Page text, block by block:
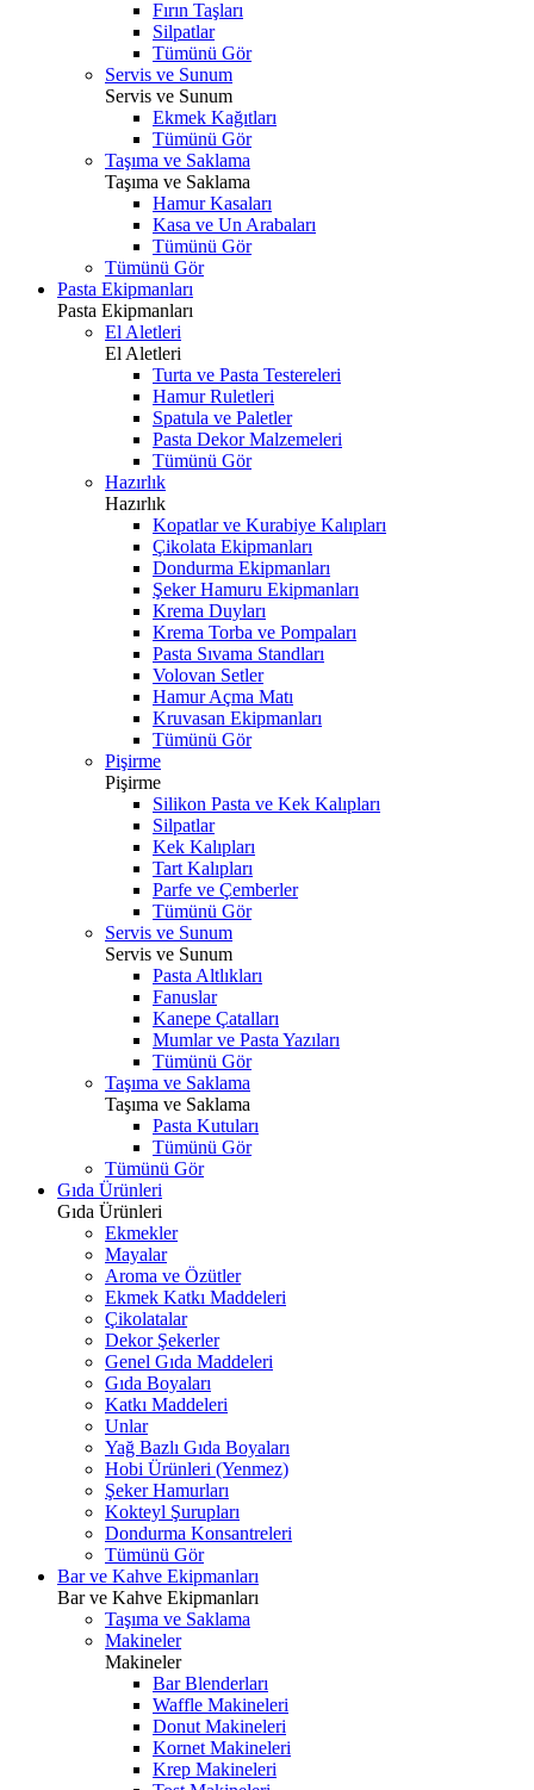
Fırın Taşları
Silpatlar
Tümünü Gör
Servis ve Sunum
Servis ve Sunum
Ekmek Kağıtları
Tümünü Gör
Taşıma ve Saklama
Taşıma ve Saklama
Hamur Kasaları
Kasa ve Un Arabaları
Tümünü Gör
Tümünü Gör
Pasta Ekipmanları
Pasta Ekipmanları
El Aletleri
El Aletleri
Turta ve Pasta Testereleri
Hamur Ruletleri
Spatula ve Paletler
Pasta Dekor Malzemeleri
Tümünü Gör
Hazırlık
Hazırlık
Kopatlar ve Kurabiye Kalıpları
Çikolata Ekipmanları
Dondurma Ekipmanları
Şeker Hamuru Ekipmanları
Krema Duyları
Krema Torba ve Pompaları
Pasta Sıvama Standları
Volovan Setler
Hamur Açma Matı
Kruvasan Ekipmanları
Tümünü Gör
Pişirme
Pişirme
Silikon Pasta ve Kek Kalıpları
Silpatlar
Kek Kalıpları
Tart Kalıpları
Parfe ve Çemberler
Tümünü Gör
Servis ve Sunum
Servis ve Sunum
Pasta Altlıkları
Fanuslar
Kanepe Çatalları
Mumlar ve Pasta Yazıları
Tümünü Gör
Taşıma ve Saklama
Taşıma ve Saklama
Pasta Kutuları
Tümünü Gör
Tümünü Gör
Gıda Ürünleri
Gıda Ürünleri
Ekmekler
Mayalar
Aroma ve Özütler
Ekmek Katkı Maddeleri
Çikolatalar
Dekor Şekerler
Genel Gıda Maddeleri
Gıda Boyaları
Katkı Maddeleri
Unlar
Yağ Bazlı Gıda Boyaları
Hobi Ürünleri (Yenmez)
Şeker Hamurları
Kokteyl Şurupları
Dondurma Konsantreleri
Tümünü Gör
Bar ve Kahve Ekipmanları
Bar ve Kahve Ekipmanları
Taşıma ve Saklama
Makineler
Makineler
Bar Blenderları
Waffle Makineleri
Donut Makineleri
Kornet Makineleri
Krep Makineleri